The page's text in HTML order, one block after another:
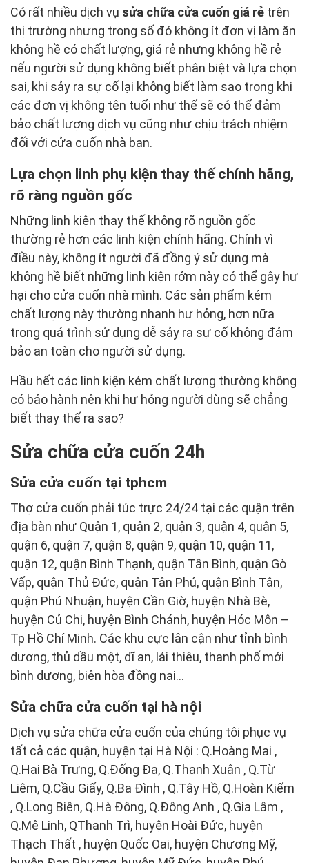
Có rất nhiều dịch vụ sửa chữa cửa cuốn giá rẻ trên
thị trường nhưng trong số đó không ít đơn vị làm ăn
không hề có chất lượng, giá rẻ nhưng không hề rẻ
nếu người sử dụng không biết phân biệt và lựa chọn
sai, khi sảy ra sự cố lại không biết làm sao trong khi
các đơn vị không tên tuổi như thế sẽ có thể đảm
bảo chất lượng dịch vụ cũng như chịu trách nhiệm
đối với cửa cuốn nhà bạn.
Lựa chọn linh phụ kiện thay thế chính hãng,
rõ ràng nguồn gốc
Những linh kiện thay thế không rõ nguồn gốc
thường rẻ hơn các linh kiện chính hãng. Chính vì
điều này, không ít người đã đồng ý sử dụng mà
không hề biết những linh kiện rởm này có thể gây hư
hại cho cửa cuốn nhà mình. Các sản phẩm kém
chất lượng này thường nhanh hư hỏng, hơn nữa
trong quá trình sử dụng dễ sảy ra sự cố không đảm
bảo an toàn cho người sử dụng.
Hầu hết các linh kiện kém chất lượng thường không
có bảo hành nên khi hư hỏng người dùng sẽ chẳng
biết thay thế ra sao?
Sửa chữa cửa cuốn 24h
Sửa cửa cuốn tại tphcm
Thợ cửa cuốn phải túc trực 24/24 tại các quận trên
địa bàn như Quận 1, quận 2, quận 3, quận 4, quận 5,
quận 6, quận 7, quận 8, quận 9, quận 10, quận 11,
quận 12, quận Bình Thạnh, quận Tân Bình, quận Gò
Vấp, quận Thủ Đức, quận Tân Phú, quận Bình Tân,
quận Phú Nhuận, huyện Cần Giờ, huyện Nhà Bè,
huyện Củ Chi, huyện Bình Chánh, huyện Hóc Môn –
Tp Hồ Chí Minh. Các khu cực lân cận như tỉnh bình
dương, thủ dầu một, dĩ an, lái thiêu, thanh phố mới
bình dương, biên hòa đồng nai…
Sửa chữa cửa cuốn tại hà nội
Dịch vụ sửa chữa cửa cuốn của chúng tôi phục vụ
tất cả các quận, huyện tại Hà Nội : Q.Hoàng Mai ,
Q.Hai Bà Trưng, Q.Đống Đa, Q.Thanh Xuân , Q.Từ
Liêm, Q.Cầu Giấy, Q.Ba Đình , Q.Tây Hồ, Q.Hoàn Kiếm
, Q.Long Biên, Q.Hà Đông, Q.Đông Anh , Q.Gia Lâm ,
Q.Mê Linh, QThanh Trì, huyện Hoài Đức, huyện
Thạch Thất , huyện Quốc Oai, huyện Chương Mỹ,